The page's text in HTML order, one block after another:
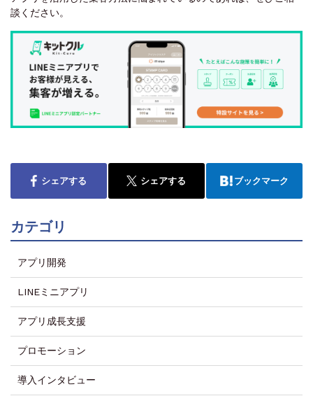
談ください。
シェアする シェアする ブックマーク
カテゴリ
アプリ開発
LINEミニアプリ
アプリ成長支援
プロモーション
導入インタビュー